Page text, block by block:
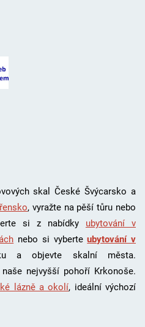
skal České Švýcarsko a
, vyražte na pěší tůru nebo
si z nabídky ubytování v
nebo si vyberteubytování v
a objevte skalní města.
nejvyšší pohoří Krkonoše.
lázně a okolí, ideální výchozí